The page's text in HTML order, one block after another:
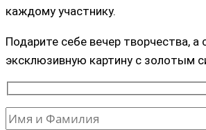
каждому участнику.
Подарите себе вечер творчества,
эксклюзивную картину с золотым